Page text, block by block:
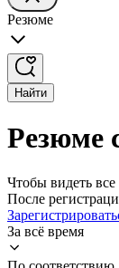
Резюме
Найти
Резюме
Чтобы видеть все
После
За всё время